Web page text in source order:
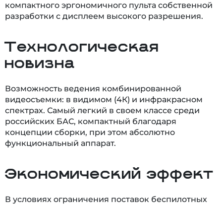
компактного эргономичного пульта собственной
разработки с дисплеем высокого разрешения.
Технологическая
новизна
Возможность ведения комбинированной
видеосъемки: в видимом (4К) и инфракрасном
спектрах. Самый легкий в своем классе среди
российских БАС, компактный благодаря
концепции сборки, при этом абсолютно
функциональный аппарат.
Экономический эффект
В условиях ограничения поставок беспилотных